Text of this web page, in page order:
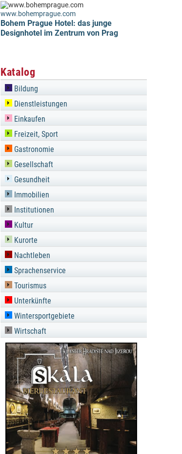
www.bohemprague.com
Bohem Prague Hotel: das junge
Designhotel im Zentrum von Prag
Katalog
Bildung
Dienstleistungen
Einkaufen
Freizeit, Sport
Gastronomie
Gesellschaft
Gesundheit
Immobilien
Institutionen
Kultur
Kurorte
Nachtleben
Sprachenservice
Tourismus
Unterkünfte
Wintersportgebiete
Wirtschaft